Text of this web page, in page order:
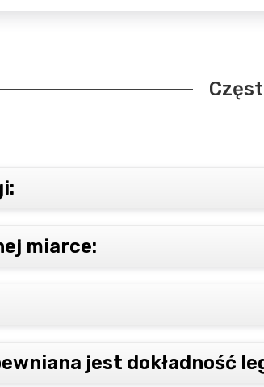
miarce:
jest dokładność